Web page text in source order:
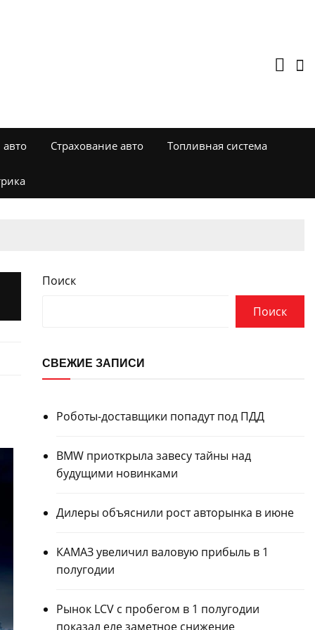
Страхование авто Топливная система
Поиск
Поиск
СВЕЖИЕ ЗАПИСИ
Роботы-доставщики попадут под ПДД
BMW приоткрыла завесу тайны над
будущими новинками
Дилеры объяснили рост авторынка в июне
КАМАЗ увеличил валовую прибыль в 1
полугодии
Рынок LCV с пробегом в 1 полугодии
показал еле заметное снижение